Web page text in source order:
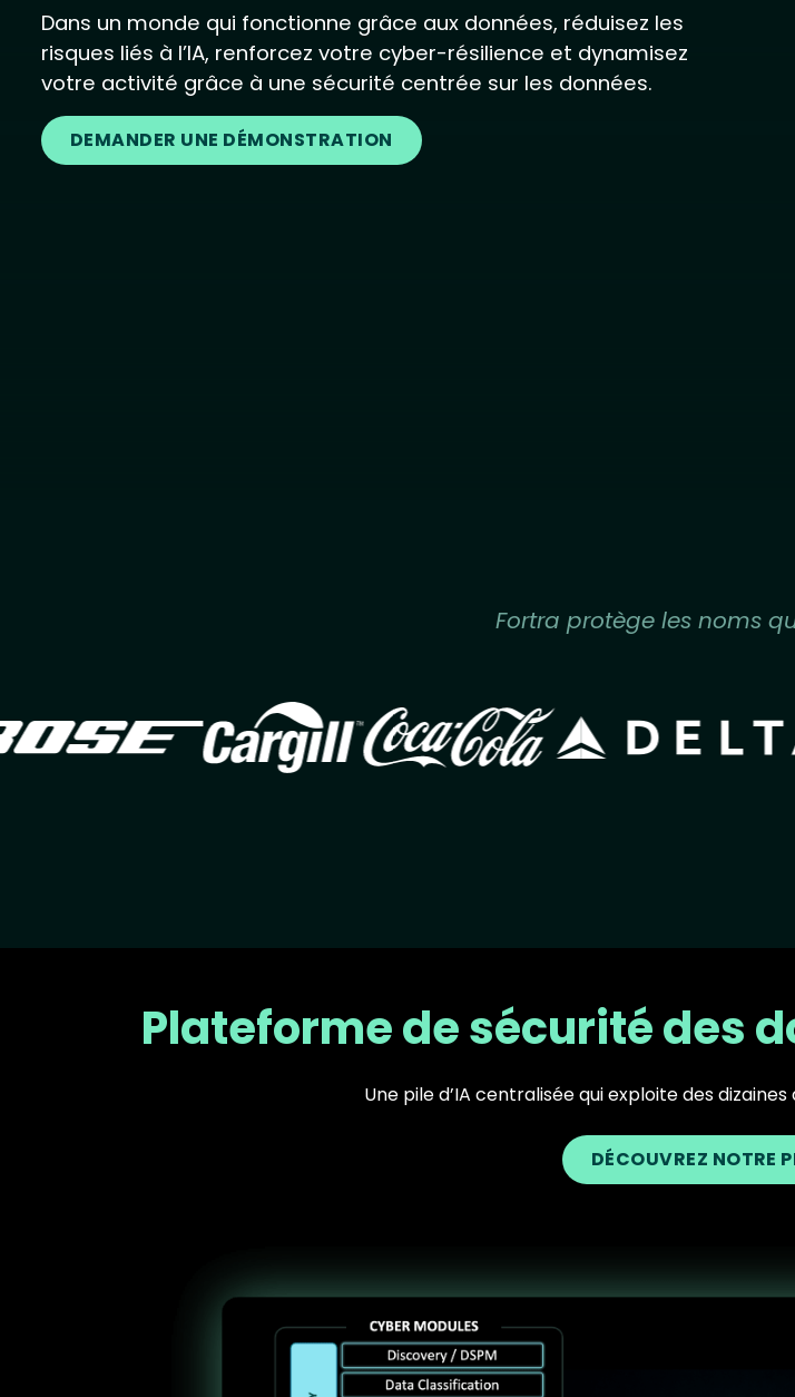
Dans un monde qui fonctionne grâce aux données, réduisez les
risques liés à l’IA, renforcez votre cyber-résilience et dynamisez
votre activité grâce à une sécurité centrée sur les données.
DEMANDER UNE DÉMONSTRATION
Fortra protège les noms
Image Image Image Image
Plateforme de sécurité des
Une pile d’IA centralisée qui exploite des
DÉCOUVREZ NOTRE